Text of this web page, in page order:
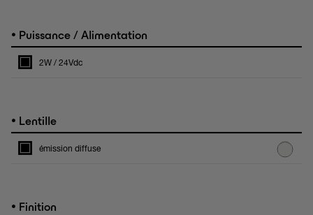
• Puissance / Alimentation
2W / 24Vdc
• Lentille
émission diffuse
• Finition